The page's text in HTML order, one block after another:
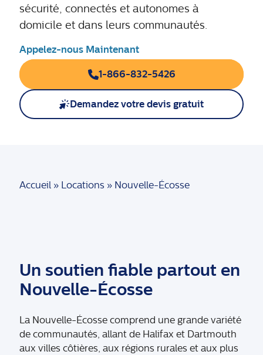
sécurité, connectés et autonomes à
domicile et dans leurs communautés.
Appelez-nous Maintenant
1-866-832-5426
Demandez votre devis gratuit
Accueil » Locations » Nouvelle-Écosse
Un soutien fiable partout en
Nouvelle-Écosse
La Nouvelle-Écosse comprend une grande variété
de communautés, allant de Halifax et Dartmouth
aux villes côtières, aux régions rurales et aux plus